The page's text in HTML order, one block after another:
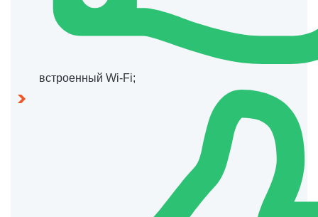
встроенный Wi-Fi;